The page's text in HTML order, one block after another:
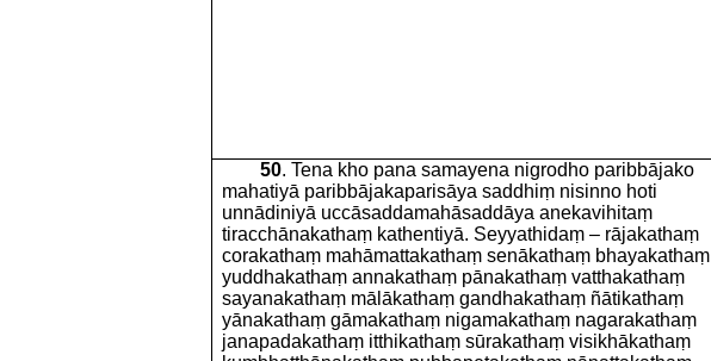
50. Tena kho pana samayena nigrodho paribbājako
mahatiyā paribbājakaparisāya saddhiṃ nisinno hoti
unnādiniyā uccāsaddamahāsaddāya anekavihitaṃ
tiracchānakathaṃ kathentiyā. Seyyathidaṃ – rājakathaṃ
corakathaṃ mahāmattakathaṃ senākathaṃ bhayakathaṃ
yuddhakathaṃ annakathaṃ pānakathaṃ vatthakathaṃ
sayanakathaṃ mālākathaṃ gandhakathaṃ ñātikathaṃ
yānakathaṃ gāmakathaṃ nigamakathaṃ nagarakathaṃ
janapadakathaṃ itthikathaṃ sūrakathaṃ visikhākathaṃ